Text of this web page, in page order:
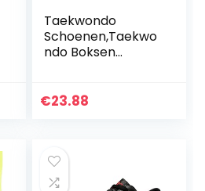
Taekwondo
Schoenen,Taekwo
ndo Boksen
Schoenen Voor
€23.88